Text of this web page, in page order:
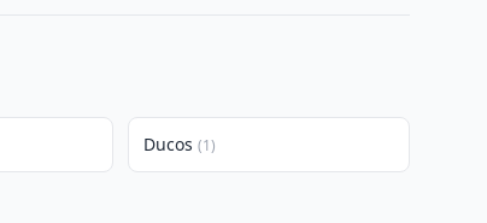
Ducos (1)